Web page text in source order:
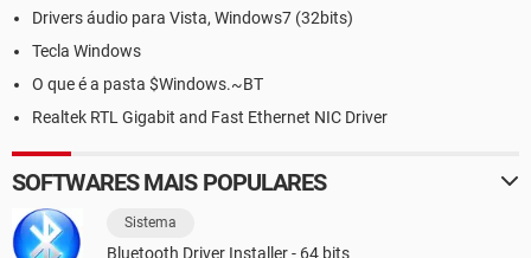
Drivers áudio para Vista, Windows7 (32bits)
Tecla Windows
O que é a pasta $Windows.~BT
Realtek RTL Gigabit and Fast Ethernet NIC Driver
SOFTWARES MAIS POPULARES
Sistema
Bluetooth Driver Installer - 64 bits